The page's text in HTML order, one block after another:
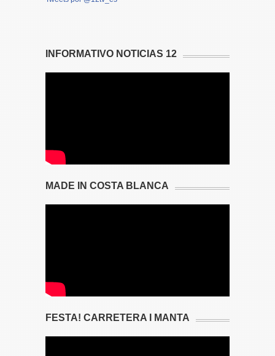
INFORMATIVO NOTICIAS 12
MADE IN COSTA BLANCA
FESTA! CARRETERA I MANTA